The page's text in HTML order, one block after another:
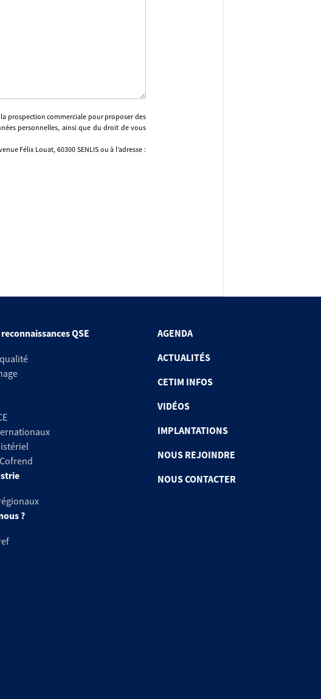
prospection commerciale pour proposer des
personnelles, ainsi que du droit de vous
Félix Louat, 60300 SENLIS ou à l’adresse :
QSE
?
AGENDA
ACTUALITÉS
CETIM INFOS
VIDÉOS
IMPLANTATIONS
NOUS REJOINDRE
NOUS CONTACTER